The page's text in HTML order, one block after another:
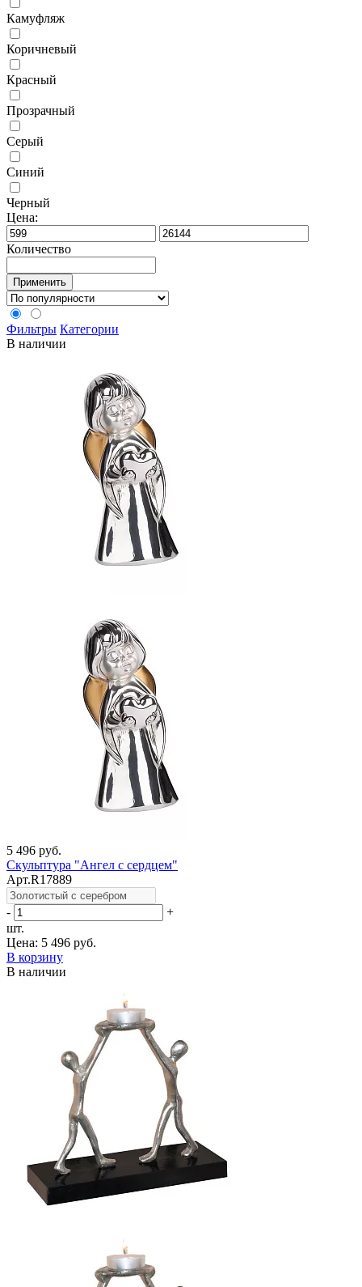
Камуфляж
Коричневый
Красный
Прозрачный
Серый
Синий
Черный
Цена:
Количество
Применить
Фильтры Категории
В наличии
5 496 руб.
Скульптура "Ангел с сердцем"
Арт.R17889
-
+
шт.
Цена: 5 496 руб.
В корзину
В наличии